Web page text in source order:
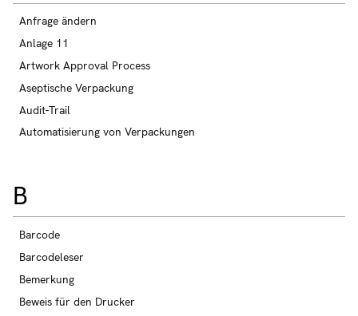
Anfrage ändern
Anlage 11
Artwork Approval Process
Aseptische Verpackung
Audit-Trail
Automatisierung von Verpackungen
B
Barcode
Barcodeleser
Bemerkung
Beweis für den Drucker